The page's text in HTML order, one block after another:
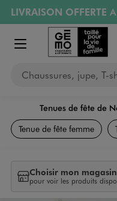
Aller au contenu
Aller à la navigation
LIVRAISON OFFERTE
RETRAIT ET LIVRAISON
PAYEZ EN 3x SANS
Retours OFFERTS
Afficher le menu
Chaussures, jupe, T-
Tenues de fête de
Tenue de fête femme
Choisir mon magasin
pour voir les produits